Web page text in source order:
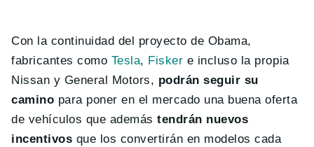
Con la continuidad del proyecto de Obama,
fabricantes como Tesla, Fisker e incluso la propia
Nissan y General Motors, podrán seguir su
camino para poner en el mercado una buena oferta
de vehículos que ademástendrán nuevos
incentivos que los convertirán en modelos cada